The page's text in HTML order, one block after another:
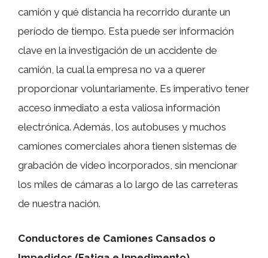
camión y qué distancia ha recorrido durante un
período de tiempo. Esta puede ser información
clave en la investigación de un accidente de
camión, la cual la empresa no va a querer
proporcionar voluntariamente. Es imperativo tener
acceso inmediato a esta valiosa información
electrónica. Además, los autobuses y muchos
camiones comerciales ahora tienen sistemas de
grabación de video incorporados, sin mencionar
los miles de cámaras a lo largo de las carreteras
de nuestra nación.
Conductores de Camiones Cansados o